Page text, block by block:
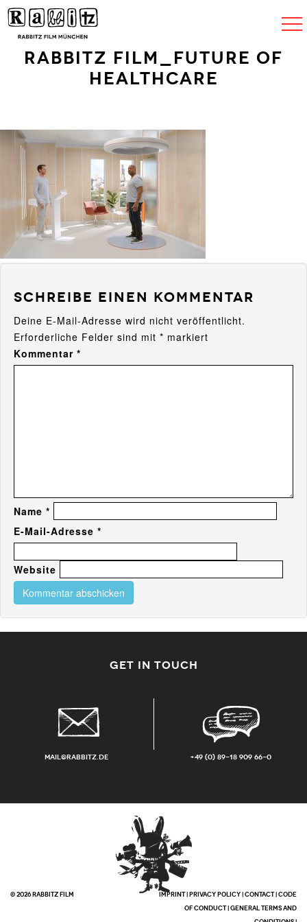
Rabbitz Film_Future of
healthcare
Schreibe einen Kommentar
Deine E-Mail-Adresse wird nicht veröffentlicht.
Erforderliche Felder sind mit * markiert
Kommentar *
Name *
E-Mail-Adresse *
Website
GET IN TOUCH
mail@rabbitz.de +49 (0) 89-18 909 66-0
© 2026 RABBITZ FILM IMPRINT|PRIVACY POLICY|CONTACT|CODE
OF CONDUCT|GENERAL TERMS AND